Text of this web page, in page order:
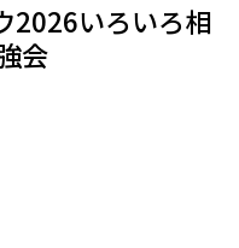
2026いろいろ相
会